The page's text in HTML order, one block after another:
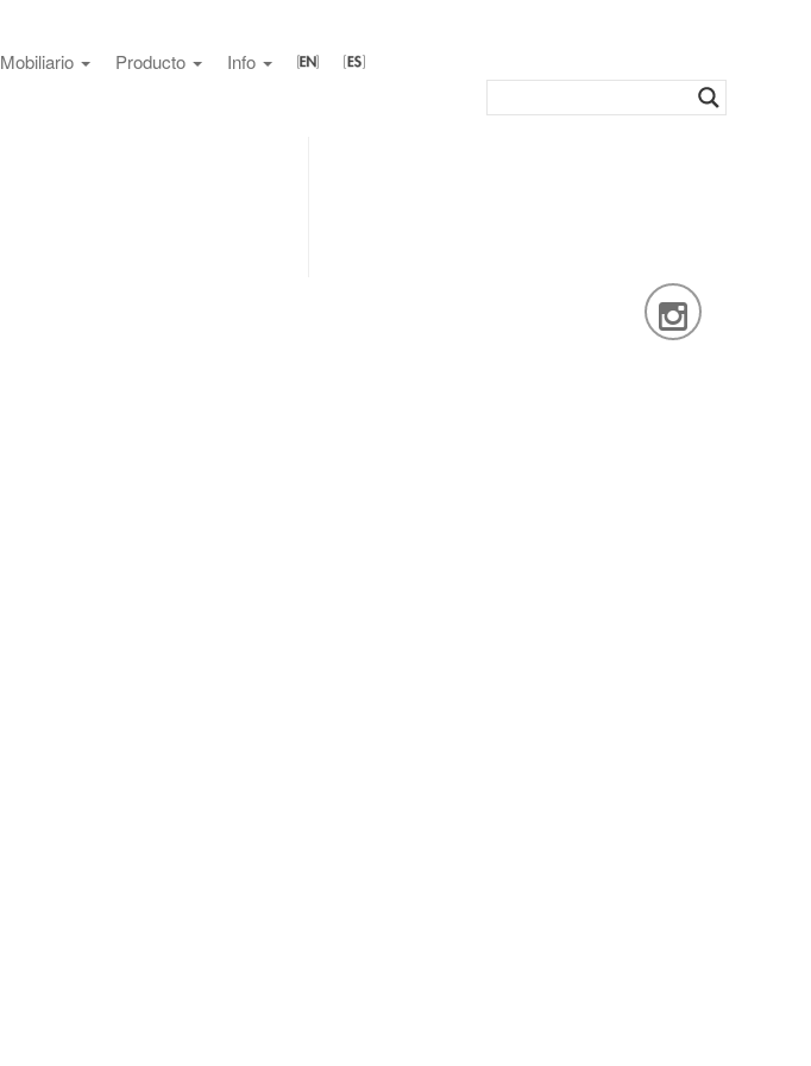
Mobiliario Producto Info